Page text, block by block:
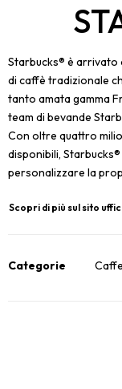
Starbucks® è arrivato
di caffè tradizionale
tanto amata gamma
team di bevande
Con oltre quattro
disponibili,
personalizzare la
Scopri di più sul sito
Categorie